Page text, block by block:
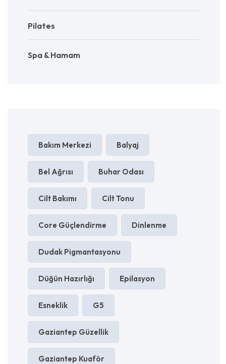
Pilates
Spa & Hamam
Bakım Merkezi Balyaj
Bel Ağrısı Buhar Odası
Cilt Bakımı Cilt Tonu
Core Güçlendirme Dinlenme
Dudak Pigmantasyonu
Düğün Hazırlığı Epilasyon
Esneklik G5
Gaziantep Güzellik
Gaziantep Kuaför